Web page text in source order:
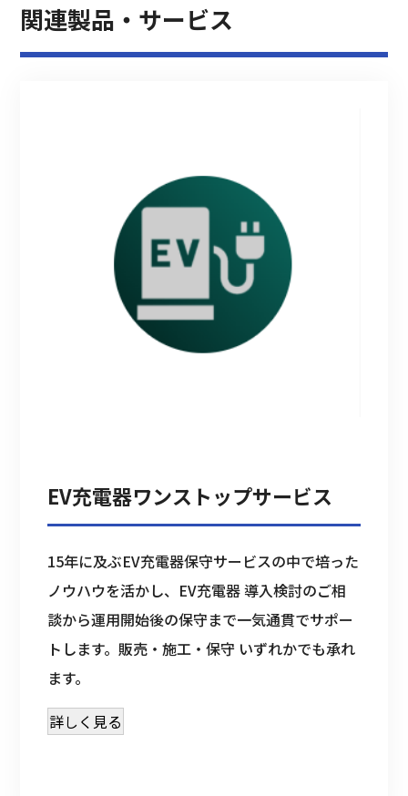
関連製品・サービス
EV充電器ワンストップサービス
15年に及ぶEV充電器保守サービスの中で培った
ノウハウを活かし、EV充電器 導入検討のご相
談から運用開始後の保守まで一気通貫でサポー
トします。販売・施工・保守 いずれかでも承れ
ます。
詳しく見る